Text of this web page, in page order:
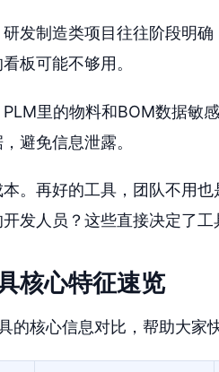
发制造类项目往往阶段明
板可能不够用。
里的物料和BOM数据敏
避免信息泄露。
。再好的工具，团队不用
发人员？这些直接决定了工
核心特征速览
的核心信息对比，帮助大家